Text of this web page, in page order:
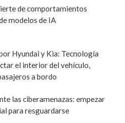
de comportamientos
modelos de IA
Hyundai y Kia: Tecnología
el interior del vehículo,
a bordo
las ciberamenazas: empezar
para resguardarse